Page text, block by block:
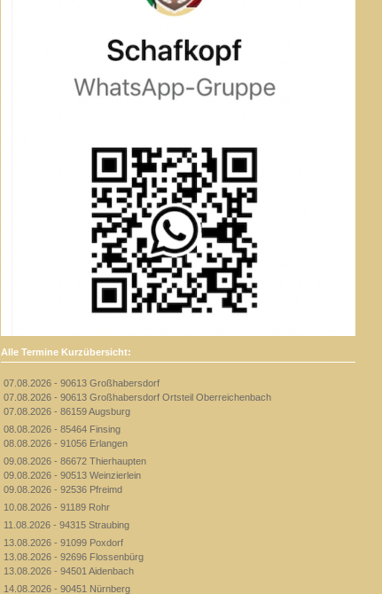
Alle Termine Kurzübersicht:
07.08.2026 - 90613 Großhabersdorf
07.08.2026 - 90613 Großhabersdorf Ortsteil Oberreichenbach
07.08.2026 - 86159 Augsburg
08.08.2026 - 85464 Finsing
08.08.2026 - 91056 Erlangen
09.08.2026 - 86672 Thierhaupten
09.08.2026 - 90513 Weinzierlein
09.08.2026 - 92536 Pfreimd
10.08.2026 - 91189 Rohr
11.08.2026 - 94315 Straubing
13.08.2026 - 91099 Poxdorf
13.08.2026 - 92696 Flossenbürg
13.08.2026 - 94501 Aidenbach
14.08.2026 - 90451 Nürnberg